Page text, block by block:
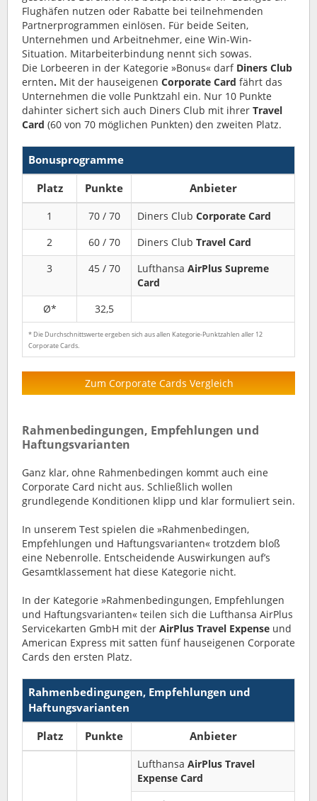
Flughäfen nutzen oder Rabatte bei teilnehmenden
Partnerprogrammen einlösen. Für beide Seiten,
Unternehmen und Arbeitnehmer, eine Win-Win-
Situation. Mitarbeiterbindung nennt sich sowas.
Die Lorbeeren in der Kategorie »Bonus« darf Diners Club
ernten. Mit der hauseigenen Corporate Card fährt das
Unternehmen die volle Punktzahl ein. Nur 10 Punkte
dahinter sichert sich auch Diners Club mit ihrer Travel
Card (60 von 70 möglichen Punkten) den zweiten Platz.
Bonusprogramme
Platz
Punkte Anbieter
1 70 / 70 Diners Club Corporate Card
2
60 / 70 Diners Club Travel Card
3
45 / 70 Lufthansa AirPlus Supreme
Card
Ø*
32,5
* Die Durchschnittswerte ergeben sich aus allen Kategorie-Punktzahlen aller 12
Corporate Cards.
Zum Corporate Cards Vergleich
Rahmenbedingungen, Empfehlungen und
Haftungsvarianten
Ganz klar, ohne Rahmenbedingen kommt auch eine
Corporate Card nicht aus. Schließlich wollen
grundlegende Konditionen klipp und klar formuliert sein.
In unserem Test spielen die »Rahmenbedingen,
Empfehlungen und Haftungsvarianten« trotzdem bloß
eine Nebenrolle. Entscheidende Auswirkungen auf’s
Gesamtklassement hat diese Kategorie nicht.
In der Kategorie »Rahmenbedingungen, Empfehlungen
und Haftungsvarianten« teilen sich die Lufthansa AirPlus
Servicekarten GmbH mit der AirPlus Travel Expense und
American Express mit satten fünf hauseigenen Corporate
Cards den ersten Platz.
Rahmenbedingungen, Empfehlungen und
Haftungsvarianten
Platz
Punkte Anbieter
Lufthansa AirPlus Travel
Expense Card